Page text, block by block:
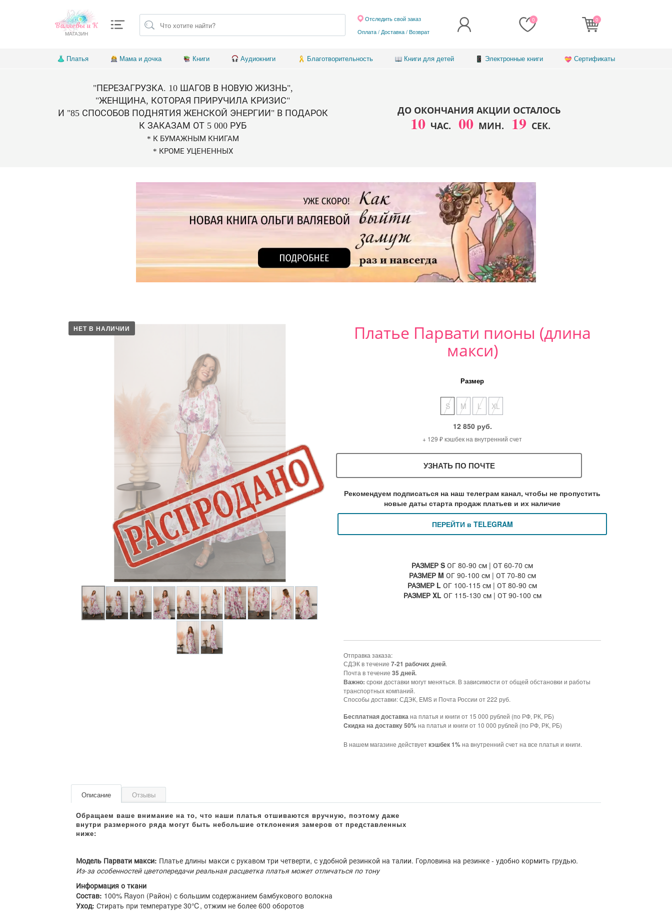
Валяевы и К
МАГАЗИН Оплата / Доставка/Возврат
Отследить свой заказ 0 0
Платья Мама и дочка Книги Аудиокниги Благотворительность Книги для детей Электронные книги Сертификаты
"ПЕРЕЗАГРУЗКА. 10 ШАГОВ В НОВУЮ ЖИЗНЬ",
"ЖЕНЩИНА, КОТОРАЯ ПРИРУЧИЛА КРИЗИС"
И "85 СПОСОБОВ ПОДНЯТИЯ ЖЕНСКОЙ ЭНЕРГИИ" В ПОДАРОК
К ЗАКАЗАМ ОТ 5 000 РУБ
* К БУМАЖНЫМ КНИГАМ
* КРОМЕ УЦЕНЕННЫХ
ДО ОКОНЧАНИЯ АКЦИИ ОСТАЛОСЬ
10 ЧАС. 00 МИН. 16 СЕК.
НЕТ В НАЛИЧИИ
Платье Парвати пионы (длина
макси)
Размер
S M L
XL
12 850 руб.
+ 129 ₽ кэшбек на внутренний счет
УЗНАТЬ ПО ПОЧТЕ
Рекомендуем подписаться на наш телеграм канал, чтобы не пропустить
новые даты старта продаж платьев и их наличие
ПЕРЕЙТИ в TELEGRAM
РАЗМЕР S ОГ 80-90 см | ОТ 60-70 см
РАЗМЕР M ОГ 90-100 см | ОТ 70-80 см
РАЗМЕР L ОГ 100-115 см | ОТ 80-90 см
РАЗМЕР XL ОГ 115-130 см | ОТ 90-100 см
Отправка заказа:
СДЭК в течение 7-21 рабочих дней.
Почта в течение 35 дней.
Важно: сроки доставки могут меняться. В зависимости от общей обстановки и работы
транспортных компаний.
Способы доставки: СДЭК, EMS и Почта России от 222 руб.
Бесплатная доставкана платья и книги от 15 000 рублей (по РФ, РК, РБ)
Cкидка на доставку 50% на платья и книги от 10 000 рублей (по РФ, РК, РБ)
В нашем магазине действуеткэшбек 1% на внутренний счет на все платья и книги.
Описание Отзывы
Модель Парвати макси: Платье длины макси с рукавом три четверти, с удобной резинкой на талии. Горловина на резинке - удобно кормить грудью.
Из-за особенностей цветопередачи реальная расцветка платья может отличаться по тону
Информация о ткани
Состав: 100% Rayon (Район) с большим содержанием бамбукового волокна
Уход: Стирать при температуре 30℃, отжим не более 600 оборотов